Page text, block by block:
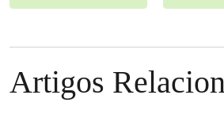
Artigos